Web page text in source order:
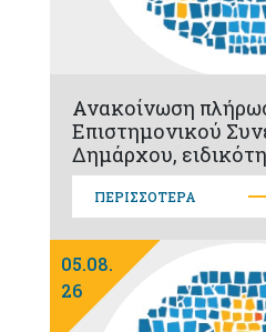
Ανακοίνωση
Επιστημονικού
Δημάρχου,
ΠΕΡΙΣΣΟΤΕΡΑ
05.08.
26